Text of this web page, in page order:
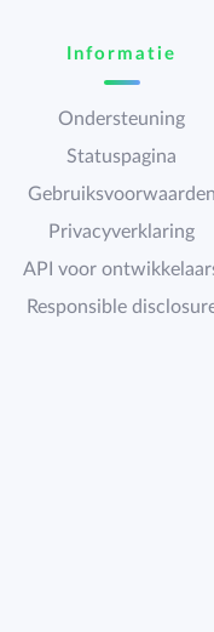
Informatie
Ondersteuning
Statuspagina
Gebruiksvoorwaarden
Privacyverklaring
API voor
Responsible